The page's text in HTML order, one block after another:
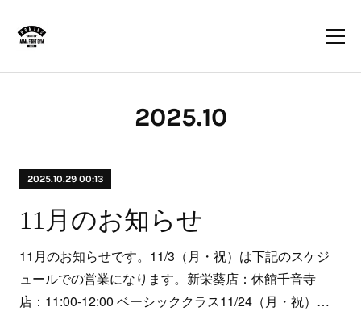
2025.10
2025.10.29 00:13
11月のお知らせ
11月のお知らせです。11/3（月・祝）は下記のスケジ
ュールでの営業になります。新栄葵店：休館千音寺
店：11:00-12:00 ベーシッククラス11/24（月・祝）…